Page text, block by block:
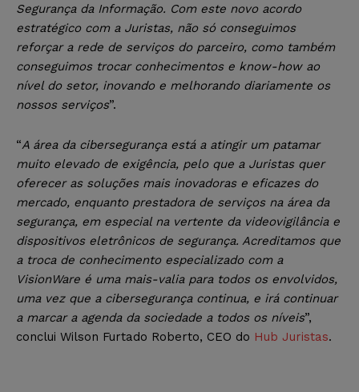
Segurança da Informação. Com este novo acordo
estratégico com a Juristas, não só conseguimos
reforçar a rede de serviços do parceiro, como também
conseguimos trocar conhecimentos e know-how ao
nível do setor, inovando e melhorando diariamente os
nossos serviços”.
“A área da cibersegurança está a atingir um patamar
muito elevado de exigência, pelo que a Juristas quer
oferecer as soluções mais inovadoras e eficazes do
mercado, enquanto prestadora de serviços na área da
segurança, em especial na vertente da videovigilância e
dispositivos eletrônicos de segurança. Acreditamos que
a troca de conhecimento especializado com a
VisionWare é uma mais-valia para todos os envolvidos,
uma vez que a cibersegurança continua, e irá continuar
a marcar a agenda da sociedade a todos os níveis”,
conclui Wilson Furtado Roberto, CEO do Hub Juristas.